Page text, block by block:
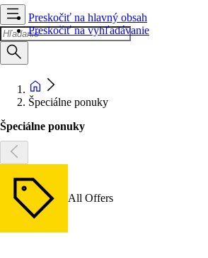
Preskočiť na hlavný obsah
Preskočiť na vyhľadávanie
Špeciálne ponuky
Špeciálne ponuky
All Offers